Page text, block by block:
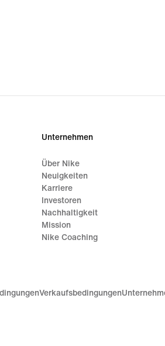
Unternehmen
Über Nike
Neuigkeiten
Karriere
Investoren
Nachhaltigkeit
Mission
Nike Coaching
Verkaufsbedingungen